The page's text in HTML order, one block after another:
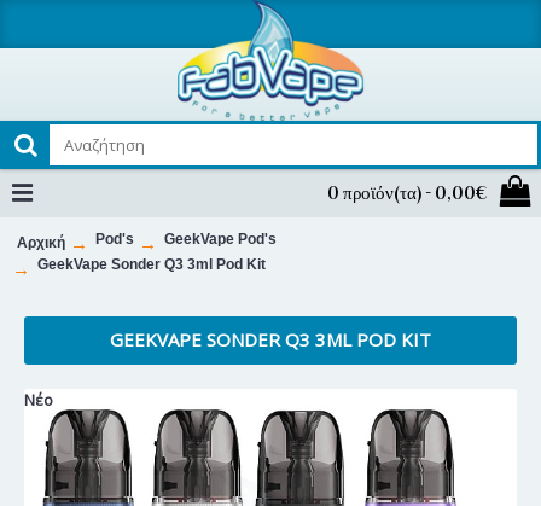
0 προϊόν(τα) - 0,00€
Αρχική Pod's
GeekVape Pod's
GeekVape Sonder Q3 3ml Pod Kit
GEEKVAPE SONDER Q3 3ML POD KIT
Νέο